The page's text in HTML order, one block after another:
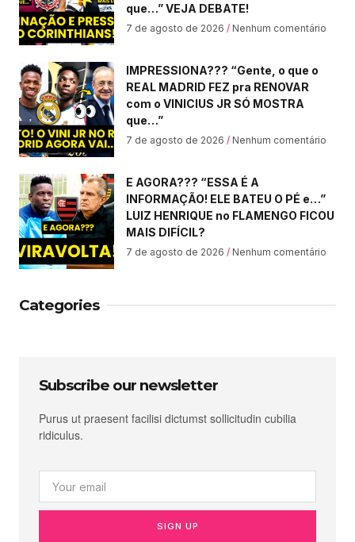
que…” VEJA DEBATE!
7 de agosto de 2026 Nenhum comentário
IMPRESSIONA??? “Gente, o que o
REAL MADRID FEZ pra RENOVAR
com o VINICIUS JR SÓ MOSTRA
que…”
7 de agosto de 2026 Nenhum comentário
E AGORA??? “ESSA É A
INFORMAÇÃO! ELE BATEU O PÉ e…”
LUIZ HENRIQUE no FLAMENGO FICOU
MAIS DIFÍCIL?
7 de agosto de 2026 Nenhum comentário
Categories
Subscribe our newsletter
Purus ut praesent facilisi dictumst sollicitudin cubilia
ridiculus.
SIGN UP